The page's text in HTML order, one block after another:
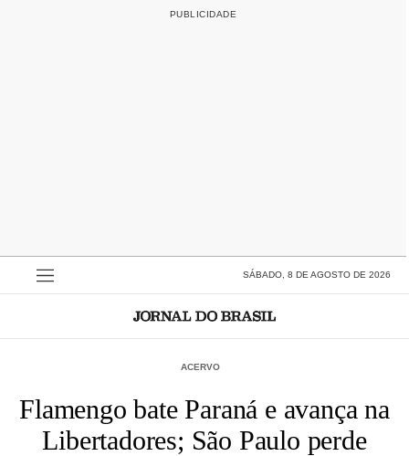
SÁBADO, 8 DE AGOSTO DE 2026
ACERVO
Flamengo bate Paraná e avança na
Libertadores; São Paulo perde